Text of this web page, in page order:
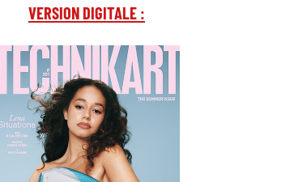
VERSION DIGITALE :